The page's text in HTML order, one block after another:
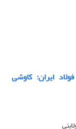
ایران: کاوشی